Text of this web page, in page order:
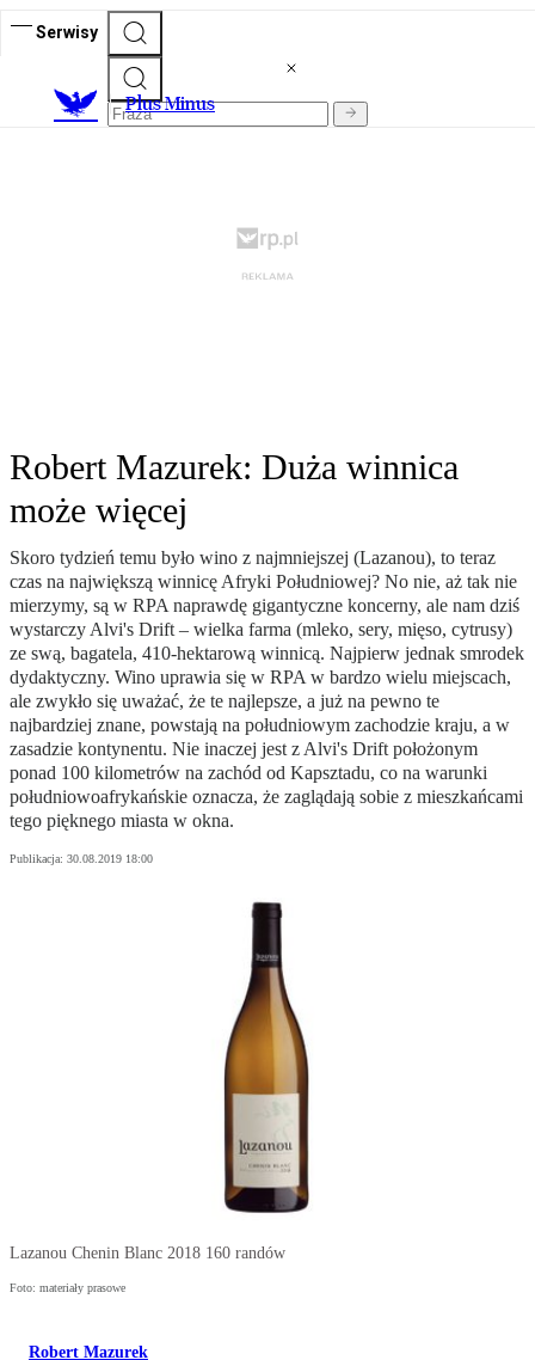
Serwisy
Plus Minus
Robert Mazurek: Duża winnica
może więcej
Skoro tydzień temu było wino z najmniejszej (Lazanou), to teraz
czas na największą winnicę Afryki Południowej? No nie, aż tak nie
mierzymy, są w RPA naprawdę gigantyczne koncerny, ale nam dziś
wystarczy Alvi's Drift – wielka farma (mleko, sery, mięso, cytrusy)
ze swą, bagatela, 410-hektarową winnicą. Najpierw jednak smrodek
dydaktyczny. Wino uprawia się w RPA w bardzo wielu miejscach,
ale zwykło się uważać, że te najlepsze, a już na pewno te
najbardziej znane, powstają na południowym zachodzie kraju, a w
zasadzie kontynentu. Nie inaczej jest z Alvi's Drift położonym
ponad 100 kilometrów na zachód od Kapsztadu, co na warunki
południowoafrykańskie oznacza, że zaglądają sobie z mieszkańcami
tego pięknego miasta w okna.
Publikacja: 30.08.2019 18:00
Lazanou Chenin Blanc 2018 160 randów
Foto: materiały prasowe
Robert Mazurek